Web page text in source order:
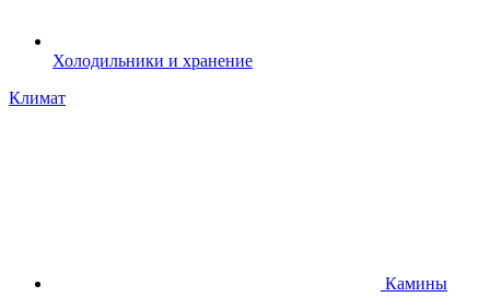
Холодильники и хранение
Климат
Камины